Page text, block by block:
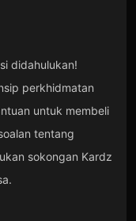
didahulukan!
perkhidmatan
untuk membeli
tentang
sokongan Kardz